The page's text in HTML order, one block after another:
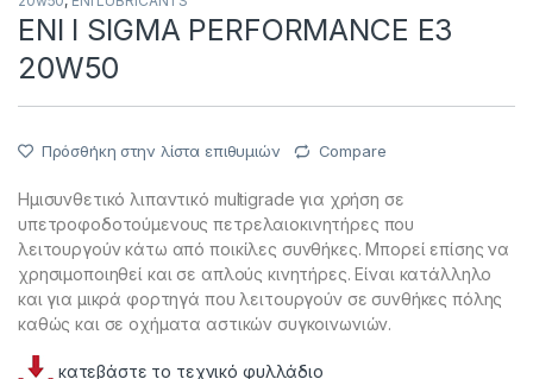
ENI I SIGMA PERFORMANCE E3
20W50
Πρόσθήκη στην λίστα επιθυμιών Compare
Ημισυνθετικό λιπαντικό multigrade για χρήση σε
υπετροφοδοτούμενους πετρελαιοκινητήρες που
λειτουργούν κάτω από ποικίλες συνθήκες. Μπορεί επίσης να
χρησιμοποιηθεί και σε απλούς κινητήρες. Είναι κατάλληλο
και για μικρά φορτηγά που λειτουργούν σε συνθήκες πόλης
καθώς και σε οχήματα αστικών συγκοινωνιών.
κατεβάστε το τεχνικό φυλλάδιο